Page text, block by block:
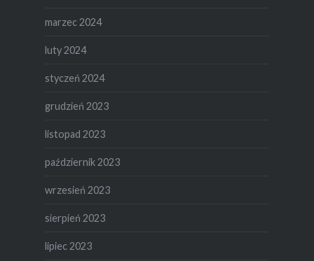
marzec 2024
luty 2024
styczeń 2024
grudzień 2023
listopad 2023
październik 2023
wrzesień 2023
sierpień 2023
lipiec 2023